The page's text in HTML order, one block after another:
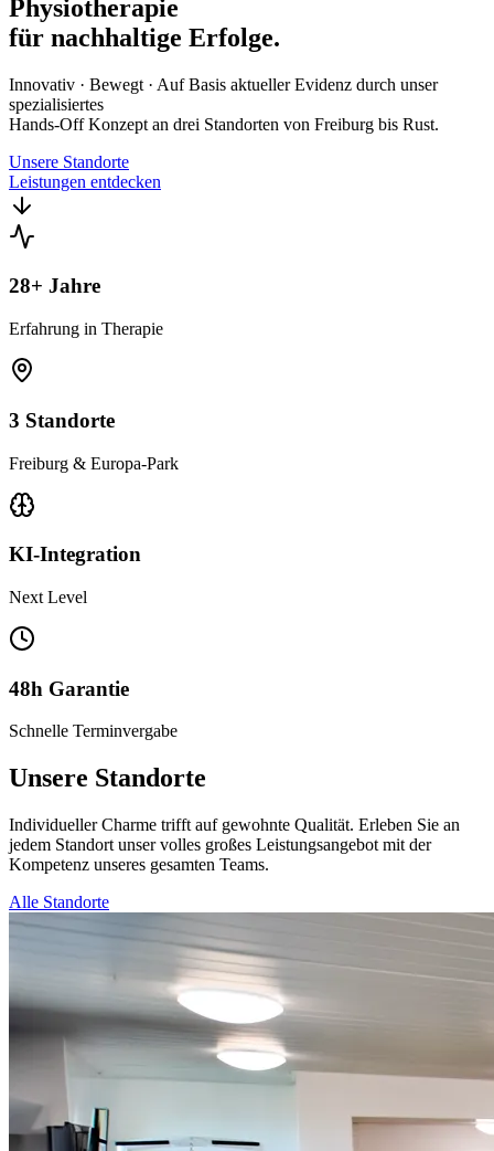
Physiotherapie
für nachhaltige Erfolge.
Innovativ · Bewegt · Auf Basis aktueller Evidenz durch unser
spezialisiertes
Hands-Off Konzept an drei Standorten von Freiburg bis Rust.
Unsere Standorte
Leistungen entdecken
28+ Jahre
Erfahrung in Therapie
3 Standorte
Freiburg & Europa-Park
KI-Integration
Next Level
48h Garantie
Schnelle Terminvergabe
Unsere Standorte
Individueller Charme trifft auf gewohnte Qualität. Erleben Sie an
jedem Standort unser volles großes Leistungsangebot mit der
Kompetenz unseres gesamten Teams.
Alle Standorte